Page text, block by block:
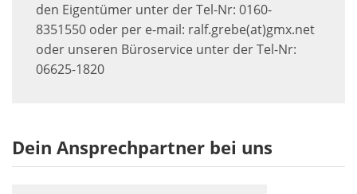
den Eigentümer unter der Tel-Nr: 0160-
8351550 oder per e-mail: ralf.grebe(at)gmx.net
oder unseren Büroservice unter der Tel-Nr:
06625-1820
Dein Ansprechpartner bei uns